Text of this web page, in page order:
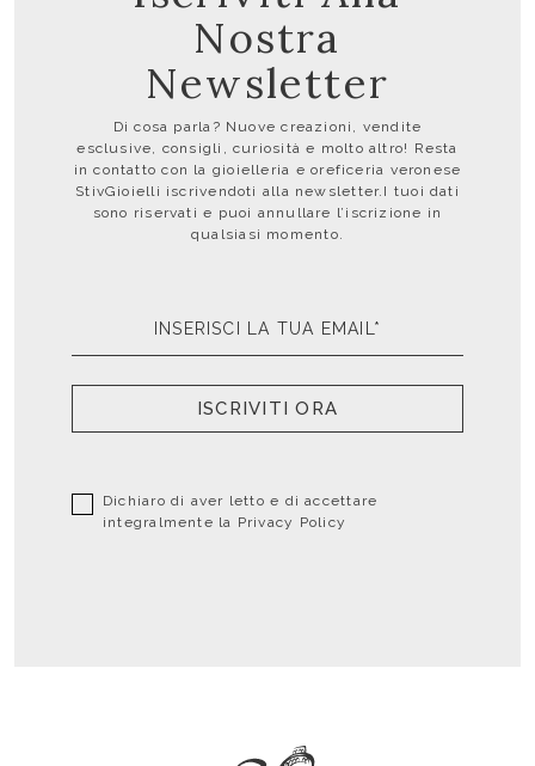
Nostra
Newsletter
Di cosa parla? Nuove creazioni, vendite
esclusive, consigli, curiosità e molto altro! Resta
in contatto con la gioielleria e oreficeria veronese
StivGioielli iscrivendoti alla newsletter.I tuoi dati
sono riservati e puoi annullare l’iscrizione in
qualsiasi momento.
ISCRIVITI ORA
Dichiaro di aver letto e di accettare
integralmente la Privacy Policy